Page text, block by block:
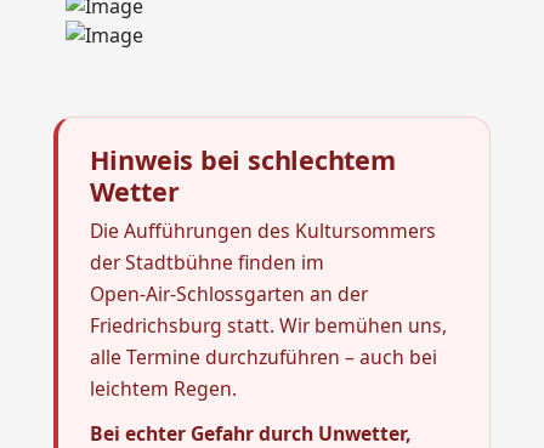
Hinweis bei schlechtem
Wetter
Die Aufführungen des Kultursommers
der Stadtbühne finden im
Open‑Air‑Schlossgarten an der
Friedrichsburg statt. Wir bemühen uns,
alle Termine durchzuführen – auch bei
leichtem Regen.
Bei echter Gefahr durch Unwetter,